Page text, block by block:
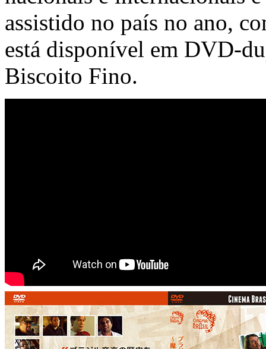
assistido no país no ano,
está disponível em DVD-
Biscoito Fino.